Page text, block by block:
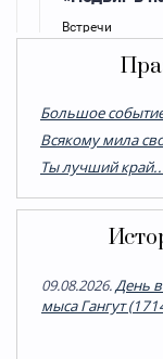
Большое
Всякому мила
Ты лучший
09.08.2026.День
мыса Гангут